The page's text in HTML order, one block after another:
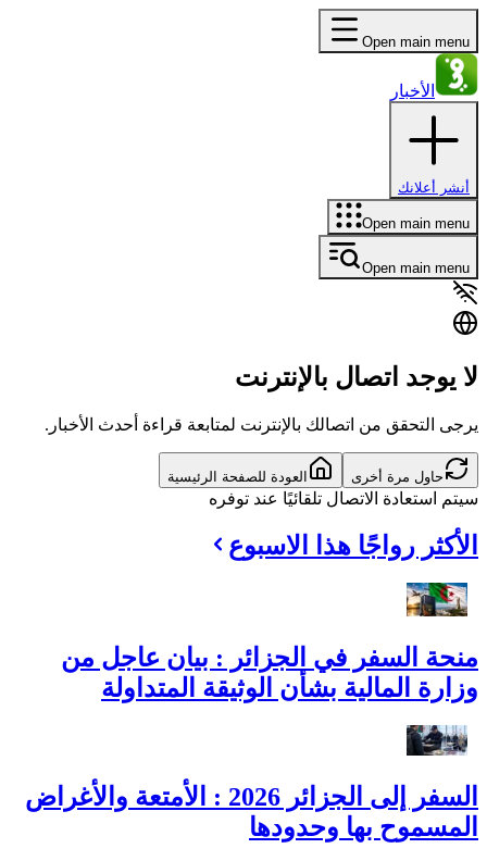
Open main menu
الأخبار
أنشر أعلانك
Open main menu
Open main menu
لا يوجد اتصال بالإنترنت
يرجى التحقق من اتصالك بالإنترنت لمتابعة قراءة أحدث الأخبار.
حاول مرة أخرى العودة للصفحة الرئيسية
سيتم استعادة الاتصال تلقائيًا عند توفره
الأكثر رواجًا هذا الاسبوع
منحة السفر في الجزائر : بيان عاجل من
وزارة المالية بشأن الوثيقة المتداولة
السفر إلى الجزائر 2026 : الأمتعة والأغراض
المسموح بها وحدودها